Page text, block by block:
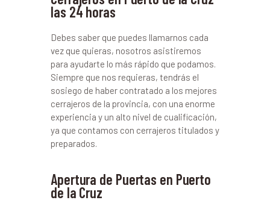
las 24 horas
Debes saber que puedes llamarnos cada
vez que quieras, nosotros asistiremos
para ayudarte lo más rápido que podamos.
Siempre que nos requieras, tendrás el
sosiego de haber contratado a los mejores
cerrajeros de la provincia, con una enorme
experiencia y un alto nivel de cualificación,
ya que contamos con cerrajeros titulados y
preparados.
Apertura de Puertas en Puerto
de la Cruz